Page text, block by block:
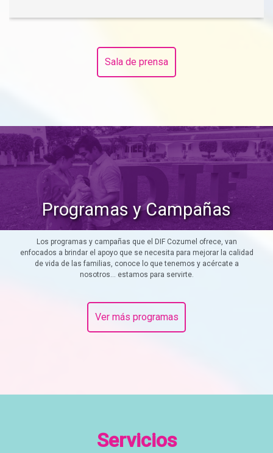
Ver noticia
Sala de prensa
Programas y Campañas
Los programas y campañas que el DIF Cozumel ofrece, van
enfocados a brindar el apoyo que se necesita para mejorar la calidad
de vida de las familias, conoce lo que tenemos y acércate a
nosotros... estamos para servirte.
Ver más programas
Servicios